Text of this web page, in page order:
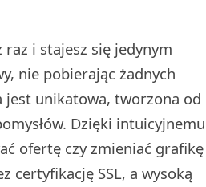
raz i stajesz się jedynym
nie pobierając żadnych
jest unikatowa, tworzona od
Dzięki intuicyjnemu
ofertę czy zmieniać grafikę
certyfikację SSL, a wysoką